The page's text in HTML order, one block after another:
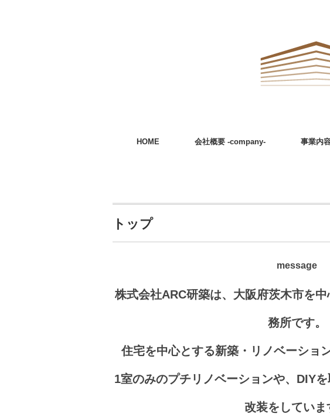
HOME 会社概要 -company- 事業内
トップ
message
株式会社ARC研築は、大阪府茨木市を
務所です。
住宅を中心とする新築・リノベーショ
1室のみのプチリノベーションや、DIY
改装をしていま